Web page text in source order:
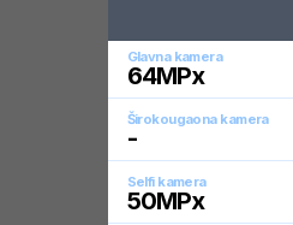
Glavna kamera
64MPx
Širokougaona kamera
-
Selfi kamera
50MPx